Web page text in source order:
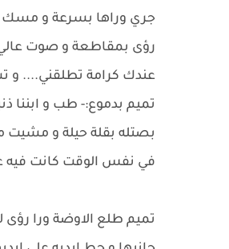
جري وراها بسرعة و مسك
رؤى بمقاطعة و صوت
عندك كرامة تطلقني.... و
تميم بدموع:- طب و ابننا
بصتله بقلة حيلة و
في نفس الوقت كانت فيه
تميم طلع الاوضة ورا رؤى